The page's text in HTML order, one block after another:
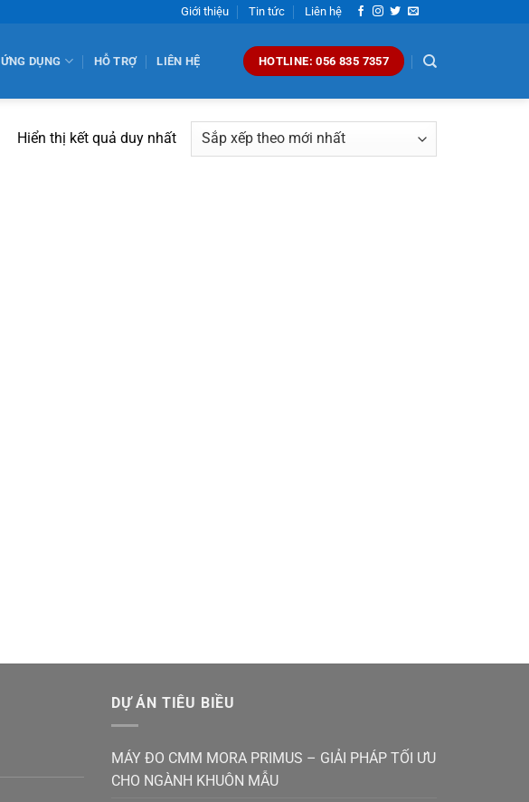
Giới thiệu Tin tức Liên hệ
ỨNG DỤNG HỖ TRỢ LIÊN HỆ HOTLINE: 056 835 7357
Hiển thị kết quả duy nhất
DỰ ÁN TIÊU BIỀU
MÁY ĐO CMM MORA PRIMUS – GIẢI PHÁP TỐI ƯU
CHO NGÀNH KHUÔN MẪU